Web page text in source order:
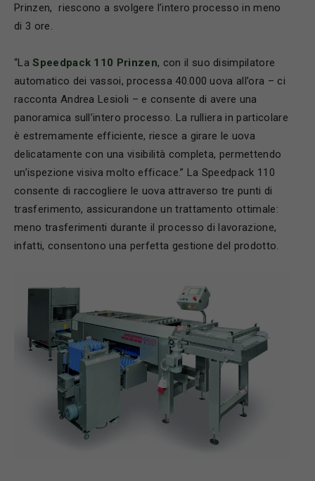
Prinzen, riescono a svolgere l’intero processo in meno
di 3 ore.
“LaSpeedpack 110 Prinzen, con il suo disimpilatore
automatico dei vassoi, processa 40.000 uova all’ora – ci
racconta Andrea Lesioli – e consente di avere una
panoramica sull’intero processo. La rulliera in particolare
è estremamente efficiente, riesce a girare le uova
delicatamente con una visibilità completa, permettendo
un’ispezione visiva molto efficace.” La Speedpack 110
consente di raccogliere le uova attraverso tre punti di
trasferimento, assicurandone un trattamento ottimale:
meno trasferimenti durante il processo di lavorazione,
infatti, consentono una perfetta gestione del prodotto.